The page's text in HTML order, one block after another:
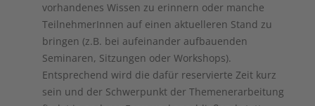
vorhandenes Wissen zu erinnern oder manche
TeilnehmerInnen auf einen aktuelleren Stand zu
bringen (z.B. bei aufeinander aufbauenden
Seminaren, Sitzungen oder Workshops).
Entsprechend wird die dafür reservierte Zeit kurz
sein und der Schwerpunkt der Themenerarbeitung